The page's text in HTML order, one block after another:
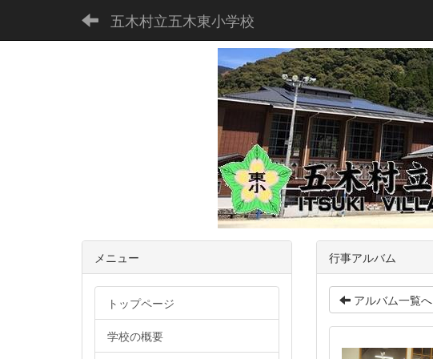
五木村立五木東小学校
行事アルバム
アルバム一覧へ
メニュー
トップページ
学校の概要